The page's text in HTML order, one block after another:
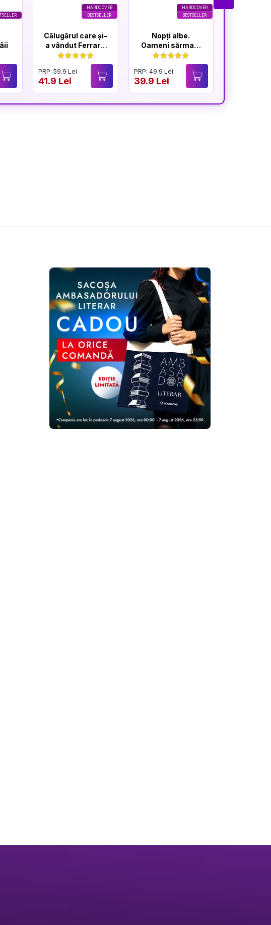
HARDCOVER
BESTSELLER
Călugărul care și-
a vândut Ferrari-
ul
PRP: 59.9 Lei
41.9 Lei
HARDCOVER
BESTSELLER
Nopți albe.
Oameni sărmani
- ediție
Hardcover 2025
PRP: 49.9 Lei
39.9 Lei